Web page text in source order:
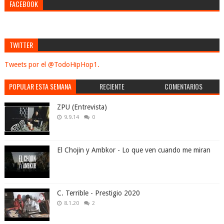
FACEBOOK
TWITTER
Tweets por el @TodoHipHop1.
POPULAR ESTA SEMANA RECIENTE COMENTARIOS
ZPU (Entrevista)
9.9.14 0
El Chojin y Ambkor - Lo que ven cuando me miran
C. Terrible - Prestigio 2020
8.1.20 2